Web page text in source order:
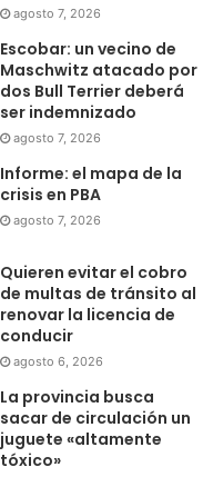
agosto 7, 2026
Escobar: un vecino de
Maschwitz atacado por
dos Bull Terrier deberá
ser indemnizado
agosto 7, 2026
Informe: el mapa de la
crisis en PBA
agosto 7, 2026
Quieren evitar el cobro
de multas de tránsito al
renovar la licencia de
conducir
agosto 6, 2026
La provincia busca
sacar de circulación un
juguete «altamente
tóxico»